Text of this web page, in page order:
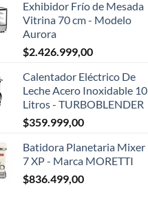
Exhibidor Frío de Mesada
Vitrina 70 cm - Modelo
Aurora
$2.426.999,00
Calentador Eléctrico De
Leche Acero Inoxidable 10
Litros - TURBOBLENDER
$359.999,00
Batidora Planetaria Mixer
7 XP - Marca MORETTI
$836.499,00